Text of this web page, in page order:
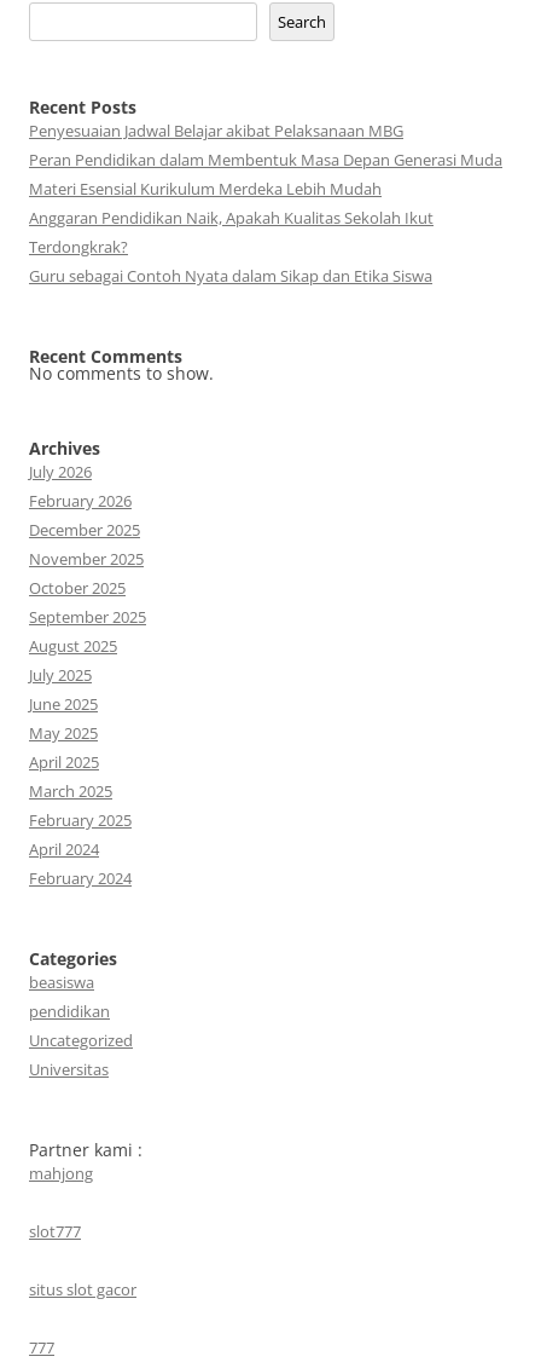
Search
Recent Posts
Penyesuaian Jadwal Belajar akibat Pelaksanaan MBG
Peran Pendidikan dalam Membentuk Masa Depan Generasi Muda
Materi Esensial Kurikulum Merdeka Lebih Mudah
Anggaran Pendidikan Naik, Apakah Kualitas Sekolah Ikut
Terdongkrak?
Guru sebagai Contoh Nyata dalam Sikap dan Etika Siswa
Recent Comments
No comments to show.
Archives
July 2026
February 2026
December 2025
November 2025
October 2025
September 2025
August 2025
July 2025
June 2025
May 2025
April 2025
March 2025
February 2025
April 2024
February 2024
Categories
beasiswa
pendidikan
Uncategorized
Universitas
Partner kami :
mahjong
slot777
situs slot gacor
777